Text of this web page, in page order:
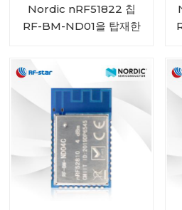
Nordic nRF51822 칩
RF-BM-ND01을 탑재한